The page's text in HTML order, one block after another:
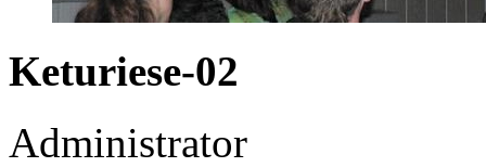
Keturiese-02
Administrator